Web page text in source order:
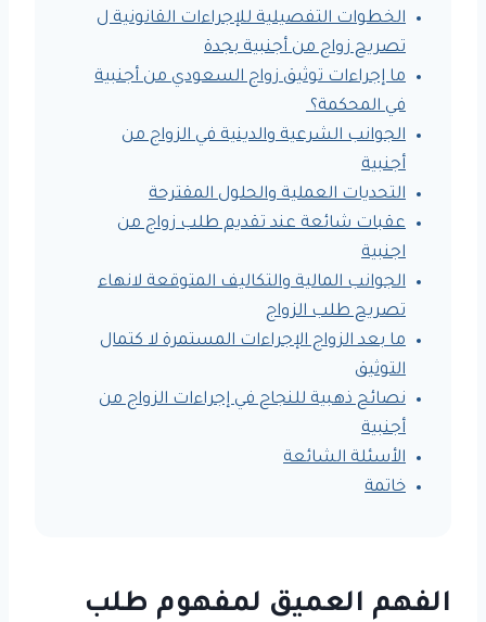
الخطوات التفصيلية للإجراءات القانونية ل
تصريح زواج من أجنبية بجدة
ما إجراءات توثيق زواج السعودي من أجنبية
في المحكمة؟
الجوانب الشرعية والدينية في الزواج من
أجنبية
التحديات العملية والحلول المقترحة
عقبات شائعة عند تقديم طلب زواج من
اجنبية
الجوانب المالية والتكاليف المتوقعة لانهاء
تصريح طلب الزواج
ما بعد الزواج الإجراءات المستمرة لا كتمال
التوثيق
نصائح ذهبية للنجاح في إجراءات الزواج من
أجنبية
الأسئلة الشائعة
خاتمة
الفهم العميق لمفهوم طلب